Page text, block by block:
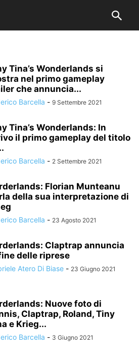
Tina’s Wonderlands si
nel primo gameplay
che annuncia...
Barcella - 9 Settembre 2021
Tina’s Wonderlands: In
il primo gameplay del titolo
Barcella - 2 Settembre 2021
Florian Munteanu
della sua interpretazione di
Barcella - 23 Agosto 2021
Claptrap annuncia
delle riprese
Atero Di Biase - 23 Giugno 2021
Nuove foto di
Claptrap, Roland, Tiny
e Krieg...
Barcella - 3 Giugno 2021